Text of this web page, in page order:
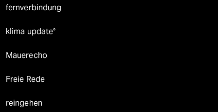
fernverbindung
klima update°
Mauerecho
Freie Rede
reingehen